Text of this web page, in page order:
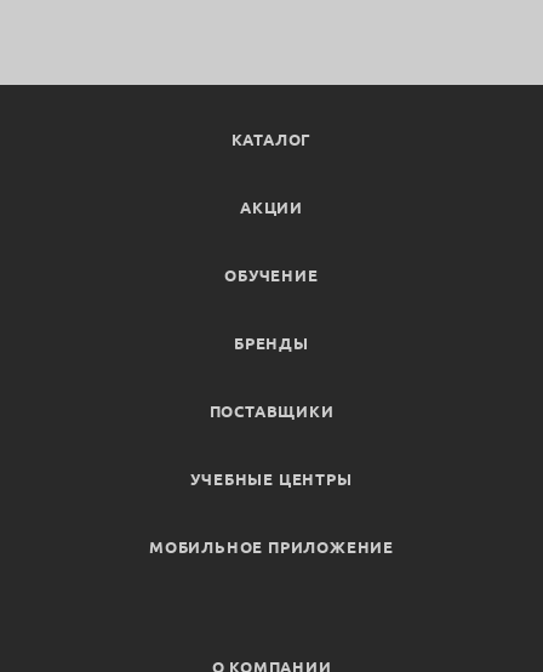
КАТАЛОГ
АКЦИИ
ОБУЧЕНИЕ
БРЕНДЫ
ПОСТАВЩИКИ
УЧЕБНЫЕ ЦЕНТРЫ
МОБИЛЬНОЕ ПРИЛОЖЕНИЕ
О КОМПАНИИ